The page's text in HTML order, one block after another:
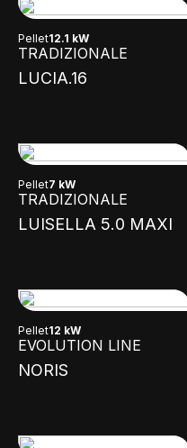
Pellet12.1 kW
TRADIZIONALE
LUCIA.16
Pellet7 kW
TRADIZIONALE
LUISELLA 5.0 MAXI
Pellet12 kW
EVOLUTION LINE
NORIS